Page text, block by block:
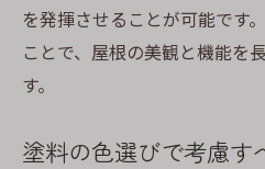
を発揮させることが可能です
ことで、屋根の美観と機能を
す。
塗料の色選びで考慮す